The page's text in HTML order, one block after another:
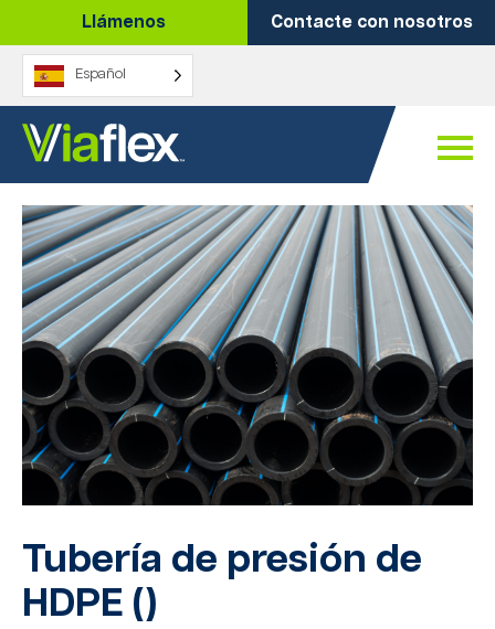
contenido
Llámenos Contacte con nosotros
Español
Tubería de presión de
HDPE ()